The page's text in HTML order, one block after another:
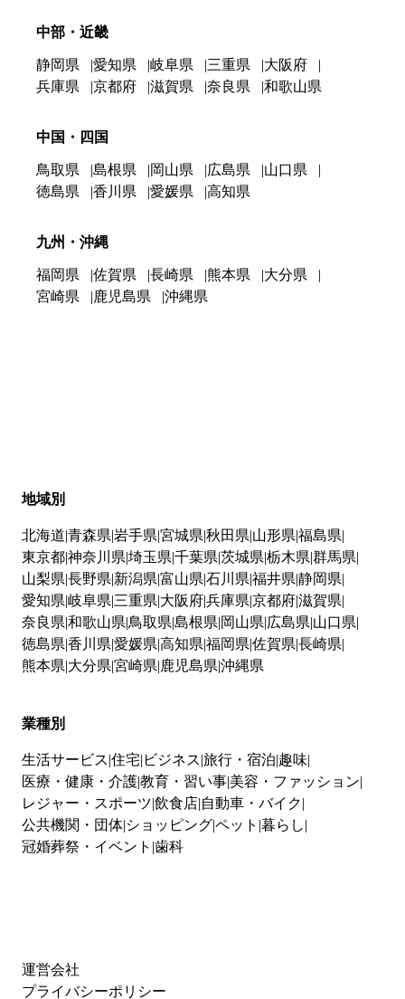
中部・近畿
静岡県 愛知県 岐阜県 三重県
大阪府
兵庫県
京都府 滋賀県 奈良県 和歌山県
中国・四国
鳥取県 島根県 岡山県 広島県
山口県
徳島県
香川県 愛媛県 高知県
九州・沖縄
福岡県 佐賀県 長崎県 熊本県
大分県
宮崎県
鹿児島県 沖縄県
地域別
北海道 青森県 岩手県 宮城県 秋田県 山形県 福島県
東京都神奈川県 埼玉県 千葉県 茨城県 栃木県 群馬県
山梨県 長野県 新潟県 富山県 石川県 福井県 静岡県
愛知県 岐阜県 三重県 大阪府兵庫県 京都府滋賀県
奈良県 和歌山県 鳥取県 島根県 岡山県 広島県 山口県
徳島県 香川県 愛媛県 高知県 福岡県 佐賀県 長崎県
熊本県 大分県 宮崎県 鹿児島県 沖縄県
業種別
生活サービス 住宅 ビジネス 旅行・宿泊 趣味
医療・健康・介護教育・習い事 美容・ファッション
レジャー・スポーツ 飲食店 自動車・バイク
公共機関・団体 ショッピングペット 暮らし
冠婚葬祭・イベント 歯科
運営会社
プライバシーポリシー